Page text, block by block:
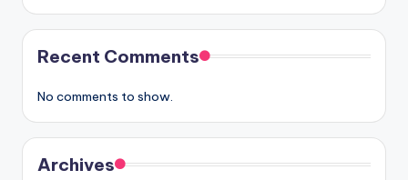
Recent Comments
No comments to show.
Archives